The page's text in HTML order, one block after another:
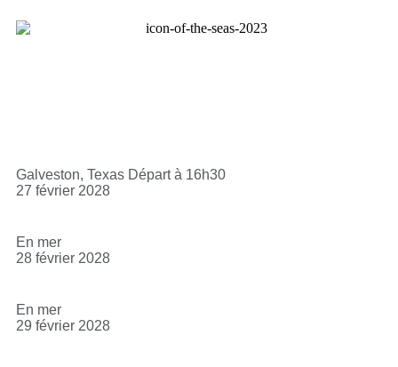
Galveston, Texas Départ à 16h30
27 février 2028
En mer
28 février 2028
En mer
29 février 2028